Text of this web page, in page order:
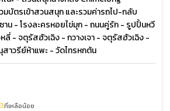
มบัตรเข้าสวนสนุก และรวมค่ารถไป-กลับ
น - โรงละครหอยไข่มุก - ถนนคู่รัก - รูปปั้นหวี
ลี่ - จตุรัสฮัวเฉิง - กวางเจา - จตุรัสฮัวเฉิง -
าวรีย์ห้าแพะ - วัดไทรหกต้น
ที่เหลือน้อย